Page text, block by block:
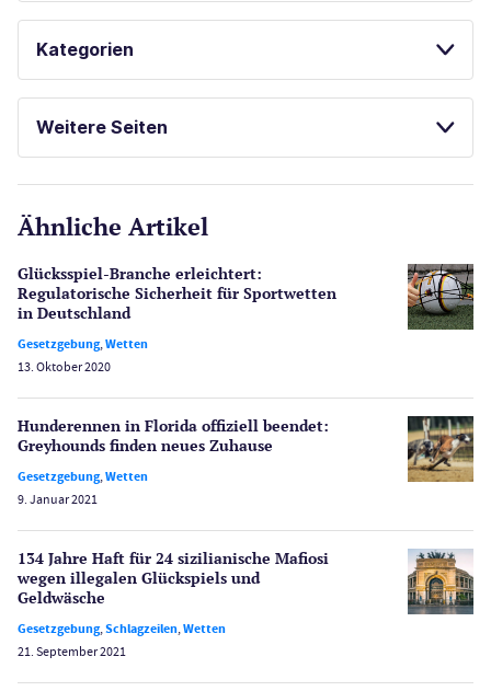
SPIELAUTOMATEN SPORTWETTEN
SPIELAUTOMATEN ONLINE SPIELEN
ONLINE SPORTWETTEN
Kategorien
Gesetzgebung
Lotterie
Poker
Schlagzeilen
Spiele
Spielerschutz
Sport
Wetten
Weitere Seiten
CasinoOnline.de
PayPal Casinos
Novoline Casinos
Merkur Casinos
Spielautomaten
Casino Testberichte
Slot Freispiele
Ähnliche Artikel
Glücksspiel-Branche erleichtert:
Regulatorische Sicherheit für Sportwetten
in Deutschland
Gesetzgebung,Wetten
13. Oktober 2020
Hunderennen in Florida offiziell beendet:
Greyhounds finden neues Zuhause
Gesetzgebung,Wetten
9. Januar 2021
134 Jahre Haft für 24 sizilianische Mafiosi
wegen illegalen Glückspiels und
Geldwäsche
Gesetzgebung,Schlagzeilen,Wetten
21. September 2021